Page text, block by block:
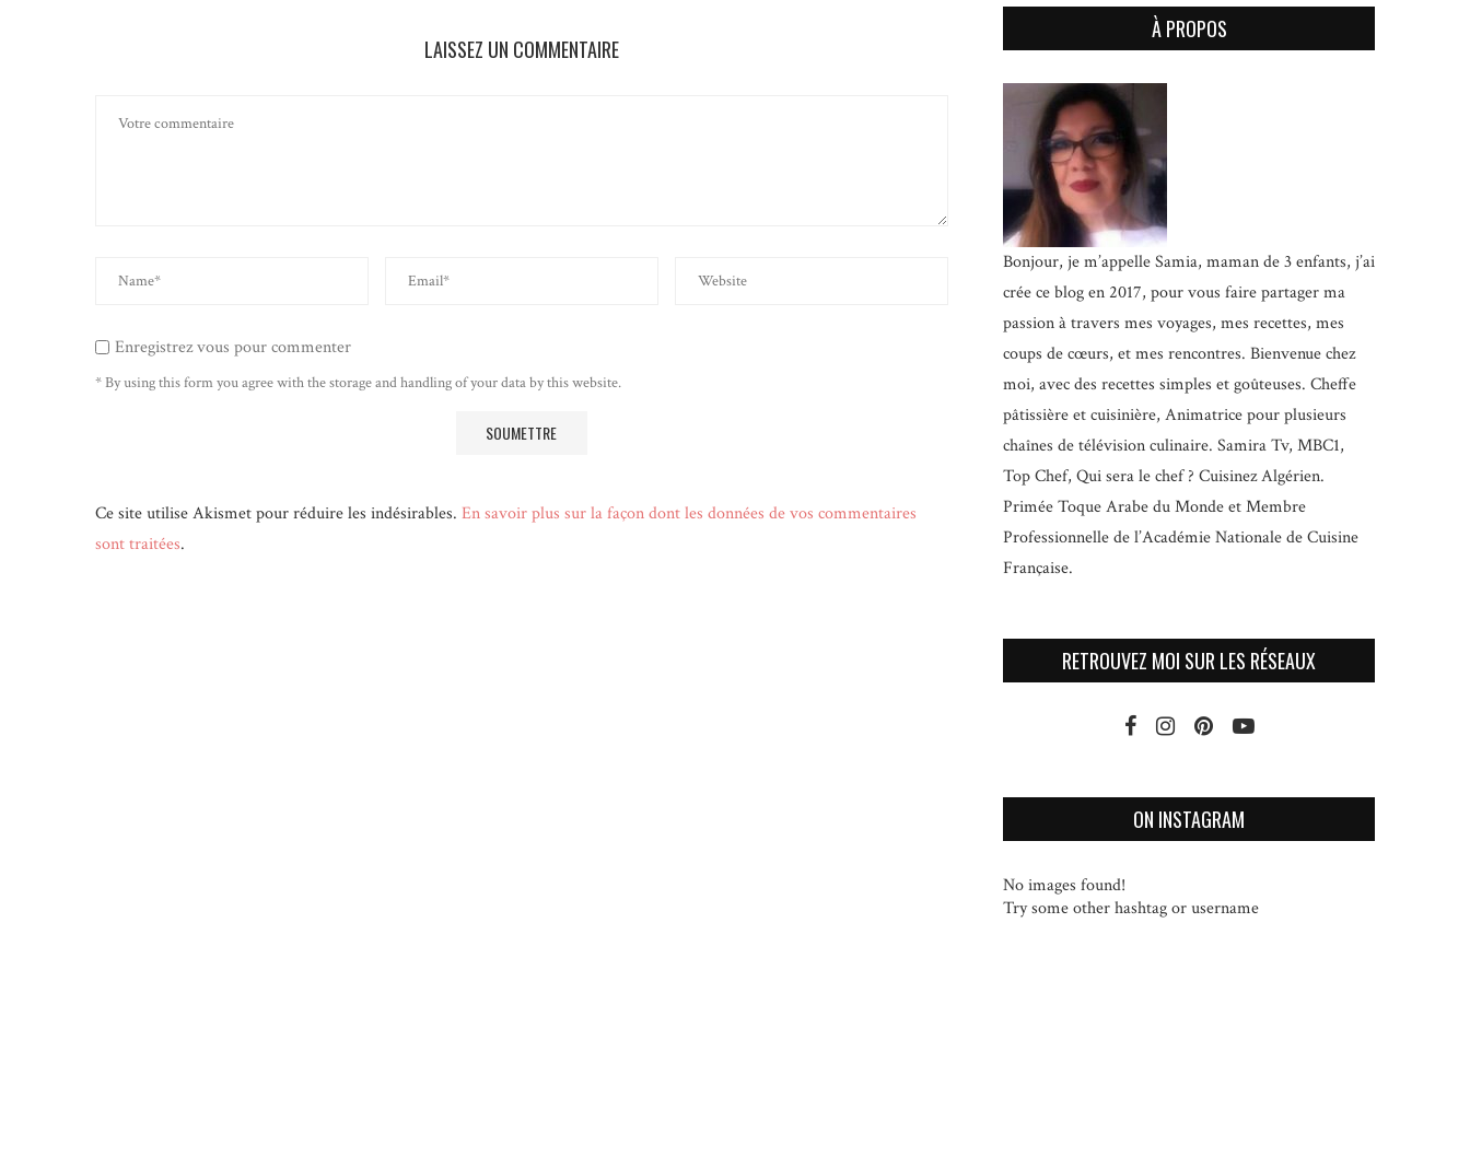
LAISSEZ UN COMMENTAIRE
Enregistrez vous pour commenter
* By using this form you agree with the storage and handling of your data by this website.
Ce site utilise Akismet pour réduire les indésirables. En savoir plus sur la façon dont les données de vos commentaires
sont traitées.
À PROPOS
Bonjour, je m’appelle Samia, maman de 3 enfants, j’ai
crée ce blog en 2017, pour vous faire partager ma
passion à travers mes voyages, mes recettes, mes
coups de cœurs, et mes rencontres. Bienvenue chez
moi, avec des recettes simples et goûteuses. Cheffe
pâtissière et cuisinière, Animatrice pour plusieurs
chaînes de télévision culinaire. Samira Tv, MBC1,
Top Chef, Qui sera le chef ? Cuisinez Algérien.
Primée Toque Arabe du Monde etMembre
Professionnelle de l’Académie Nationale de Cuisine
Française.
RETROUVEZ MOI SUR LES RÉSEAUX
ON INSTAGRAM
No images found!
Try some other hashtag or username